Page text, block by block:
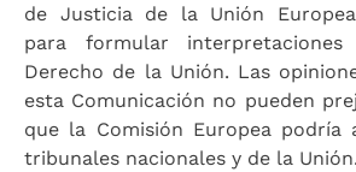
de Justicia de la Unión
para formular interpretaciones
Derecho de la Unión. Las
esta Comunicación no pueden
que la Comisión Europea podría
tribunales nacionales y de la Unión.